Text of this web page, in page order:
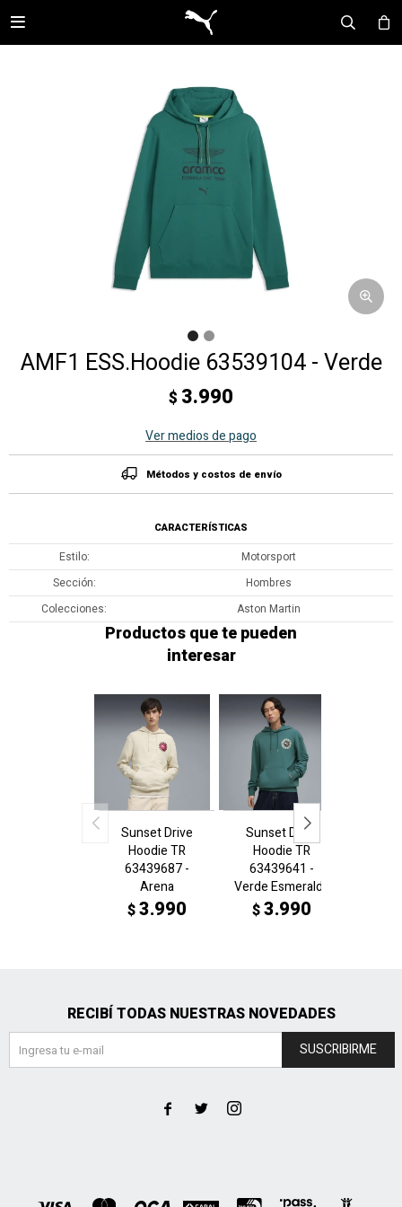

AMF1 ESS.Hoodie 63539104 - Verde
$ 3.990
Ver medios de pago
Métodos y costos de envío
CARACTERÍSTICAS
Estilo
Motorsport
Sección
Hombres
Colecciones
Aston Martin
Productos que te pueden
interesar
Sunset Drive
Hoodie TR
63439687 -
Arena
$3.990
Sunset Drive
Hoodie TR
63439641 -
Verde Esmeralda
$3.990
RECIBÍ TODAS NUESTRAS NOVEDADES
SUSCRIBIRME
  